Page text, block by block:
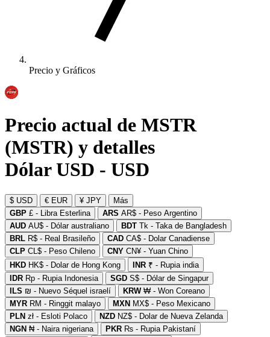
Precio y Gráficos
Precio actual de MSTR
(MSTR) y detalles
Dólar USD - USD
$ USD € EUR ¥ JPY
Más
GBP £ - Libra Esterlina ARS AR$ - Peso Argentino
AUD AU$ - Dólar australiano BDT Tk - Taka de Bangladesh
BRL R$ - Real Brasileño CAD CA$ - Dolar Canadiense
CLP CL$ - Peso Chileno CNY CN¥ - Yuan Chino
HKD HK$ - Dolar de Hong Kong INR ₹ - Rupia india
IDR Rp - Rupia Indonesia SGD S$ - Dólar de Singapur
ILS ₪ - Nuevo Séquel israelí KRW₩ - Won Coreano
MYR RM - Ringgit malayo MXN MX$ - Peso Mexicano
PLN zł - Esloti Polaco NZD NZ$ - Dolar de Nueva Zelanda
NGN ₦ - Naira nigeriana PKR ₨ - Rupia Pakistaní